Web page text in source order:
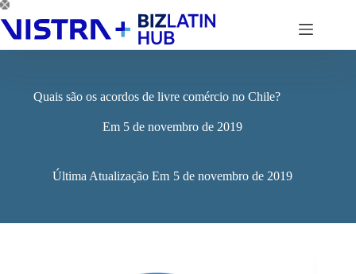
Pular
para
conteúdo
Quais são os acordos de livre comércio no Chile?
Em 5 de novembro de 2019
Última Atualização Em 5 de novembro de 2019